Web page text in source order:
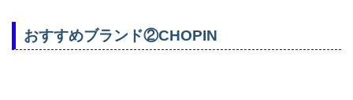
おすすめブランド②CHOPIN